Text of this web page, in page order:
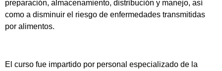
preparación, almacenamiento, distribución y manejo, así
como a disminuir el riesgo de enfermedades transmitidas
por alimentos.
El curso fue impartido por personal especializado de la